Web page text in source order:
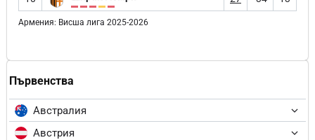
Първенства
Австралия
Австрия
Армения: Висша лига 2025-2026